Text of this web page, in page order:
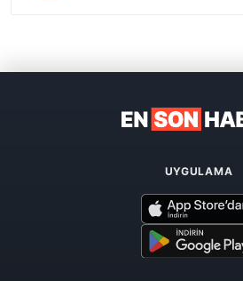
UYGULAMA